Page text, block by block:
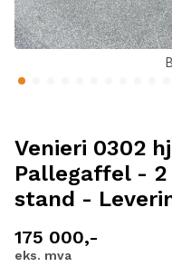
Venieri 0302
Pallegaffel -
stand -
175 000,-
eks. mva